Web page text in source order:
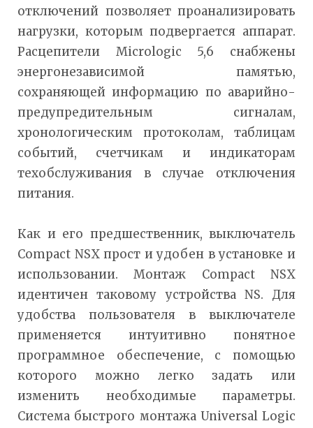
отключений позволяет проанализировать
нагрузки, которым подвергается аппарат.
Расцепители Micrologic 5,6 снабжены
энергонезависимой памятью,
сохраняющей информацию по аварийно-
предупредительным сигналам,
хронологическим протоколам, таблицам
событий, счетчикам и индикаторам
техобслуживания в случае отключения
питания.
Как и его предшественник, выключатель
Compact NSX прост и удобен в установке и
использовании. Монтаж Compact NSX
идентичен таковому устройства NS. Для
удобства пользователя в выключателе
применяется интуитивно понятное
программное обеспечение, с помощью
которого можно легко задать или
изменить необходимые параметры.
Система быстрого монтажа Universal Logic